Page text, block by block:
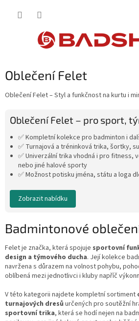
Oblečení Felet
Oblečení Felet – Styl a funkčnost na kurtu i
Oblečení Felet – pro sport,
✅ Kompletní kolekce pro badminton i
✅ Turnajová a tréninková trika, šortky,
✅ Univerzální trika vhodná i pro fitness,
nebo jiné halové sporty
✅ Možnost potisku jména, státu a loga
Zobrazit nabídku
Badmintonové
Felet je značka, která spojuje sportovní
design a týmového ducha. Její kolekce
navržena s důrazem na volnost pohybu,
oblíbená mezi jednotlivci i kluby napříč
V této kategorii najdete kompletní sortiment
turnajových dresů určených pro soutěžní
sportovní trika, která se hodí nejen na